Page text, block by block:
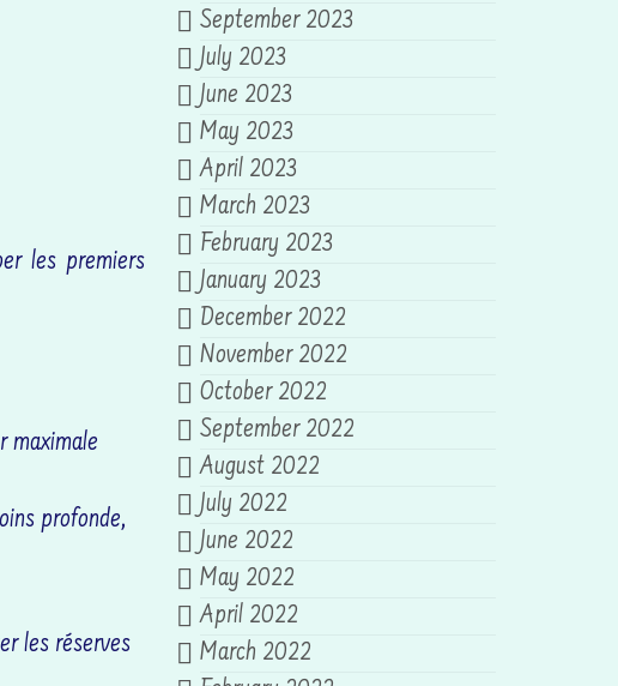
les premiers
maximale
profonde,
les réserves
September 2023
July 2023
June 2023
May 2023
April 2023
March 2023
February 2023
January 2023
December 2022
November 2022
October 2022
September 2022
August 2022
July 2022
June 2022
May 2022
April 2022
March 2022